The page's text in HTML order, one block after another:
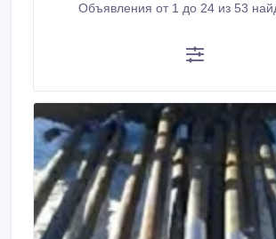
Объявления от 1 до 24 из 53